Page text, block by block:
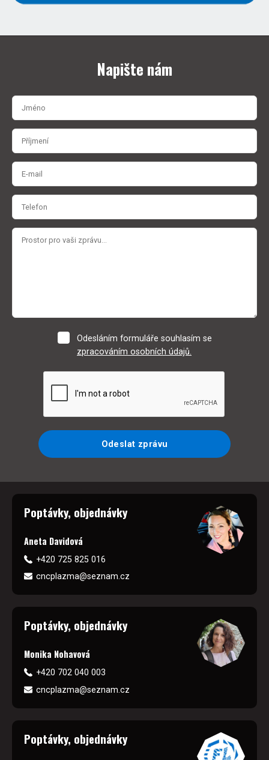
Napište nám
Odesláním formuláře souhlasím se
zpracováním osobních údajů.
Odeslat zprávu
Poptávky, objednávky
Aneta Davidová
+420 725 825 016
cncplazma@seznam.cz
Poptávky, objednávky
Monika Nohavová
+420 702 040 003
cncplazma@seznam.cz
Poptávky, objednávky